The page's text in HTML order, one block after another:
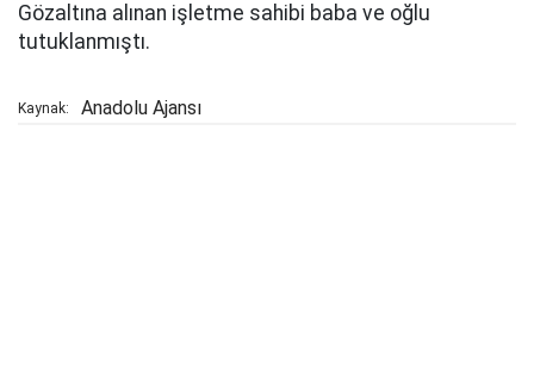
Gözaltına alınan işletme sahibi baba ve oğlu
tutuklanmıştı.
Kaynak: Anadolu Ajansı